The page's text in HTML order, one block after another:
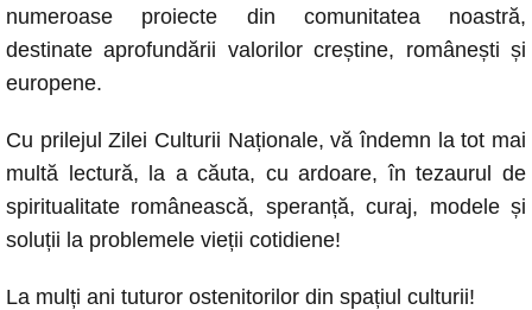
numeroase proiecte din comunitatea noastră,
destinate aprofundării valorilor creștine, românești și
europene.
Cu prilejul Zilei Culturii Naționale, vă îndemn la tot mai
multă lectură, la a căuta, cu ardoare, în tezaurul de
spiritualitate românească, speranță, curaj, modele și
soluții la problemele vieții cotidiene!
La mulți ani tuturor ostenitorilor din spațiul culturii!